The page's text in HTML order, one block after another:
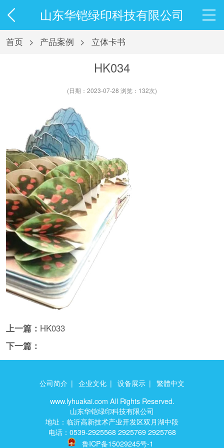
山东华铠绿印科技有限公司
首页 > 产品案例 > 立体卡书
HK034
(日期：2023-07-28 浏览：132次)
上一篇： HK033
下一篇：
公司简介 | 企业文化 | 设备展示 |
繁體中文
www.lyhuakai.com All Rights Reserved.
山东华铠绿印科技有限公司
地址：临沂高新技术产业开发区双月湖中段
电话：0539-2925568 2925769 2925768
鲁ICP备15029245号-1